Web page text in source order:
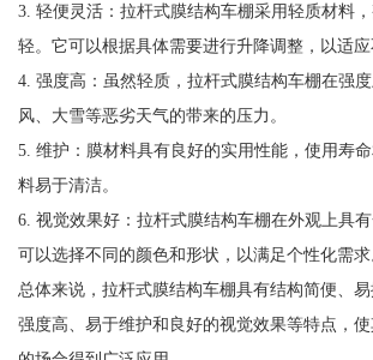
3. 轻便灵活：拉杆式膜结构车棚采用轻质材料
轻。它可以根据具体需要进行升降调整，以适应
4. 强度高：虽然轻质，拉杆式膜结构车棚在强
风、大雪等恶劣天气的带来的压力。
5. 维护：膜材料具有良好的实用性能，使用寿
料易于清洁。
6. 视觉效果好：拉杆式膜结构车棚在外观上具
可以选择不同的颜色和形状，以满足个性化需求
总体来说，拉杆式膜结构车棚具有结构简便、易
强度高、易于维护和良好的视觉效果等特点，